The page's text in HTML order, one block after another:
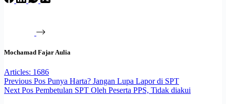
Mochamad Fajar Aulia
Articles: 1686
Previous Pos Punya Harta? Jangan Lupa Lapor di SPT
Next Pos Pembetulan SPT Oleh Peserta PPS, Tidak diakui